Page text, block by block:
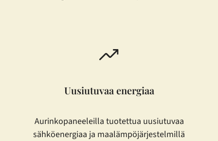
Uusiutuvaa energiaa
Aurinkopaneeleilla tuotettua uusiutuvaa
sähköenergiaa ja maalämpöjärjestelmillä